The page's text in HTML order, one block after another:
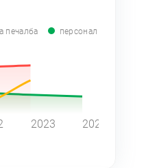
печалба персонал
2023 2024